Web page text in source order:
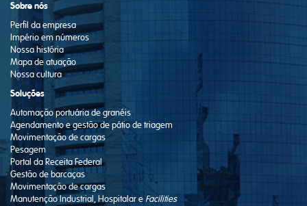
Sobre nós
Perfil da empresa
Império em números
Nossa história
Mapa de atuação
Nossa cultura
Soluções
Automação portuária de granéis
Agendamento e gestão de pátio de triagem
Movimentação de cargas
Pesagem
Portal da Receita Federal
Gestão de barcaças
Movimentação de cargas
Manutenção Industrial, Hospitalar e Facilities